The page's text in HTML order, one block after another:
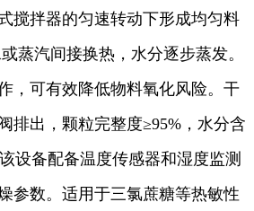
搅拌器的匀速转动下形成均匀料
蒸汽间接换热，水分逐步蒸发。
，可有效降低物料氧化风险。干
排出，颗粒完整度≥95%，水分含
设备配备温度传感器和湿度监测
参数。适用于三氯蔗糖等热敏性